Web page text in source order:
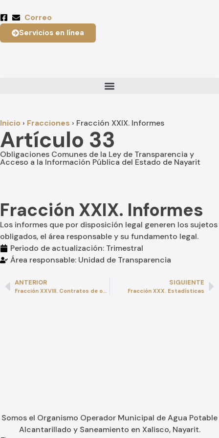
Correo
Servicios en línea
Inicio › Fracciones › Fracción XXIX. Informes
Artículo 33
Obligaciones Comunes de la Ley de Transparencia y
Acceso a la Información Pública del Estado de Nayarit
Fracción XXIX. Informes
Los informes que por disposición legal generen los sujetos
obligados, el área responsable y su fundamento legal.
Periodo de actualización: Trimestral
Área responsable: Unidad de Transparencia
ANTERIOR
Fracción XXVIII. Contratos de obras, bienes y servicios
SIGUIENTE
Fracción XXX. Estadísticas
Somos el Organismo Operador Municipal de Agua Potable
Alcantarillado y Saneamiento en Xalisco, Nayarit.